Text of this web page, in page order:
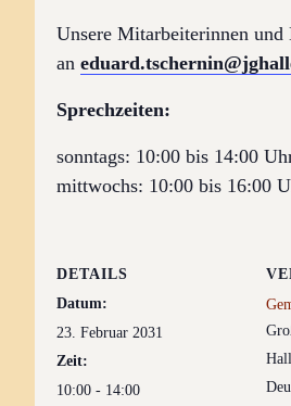
Unsere Mitarbeiterinnen
an
Sprechzeiten:
sonntags: 10:00 bis 14:00
mittwochs: 10:00 bis 16:00
DETAILS
Datum:
23. Februar 2031
Zeit:
10:00 - 14:00